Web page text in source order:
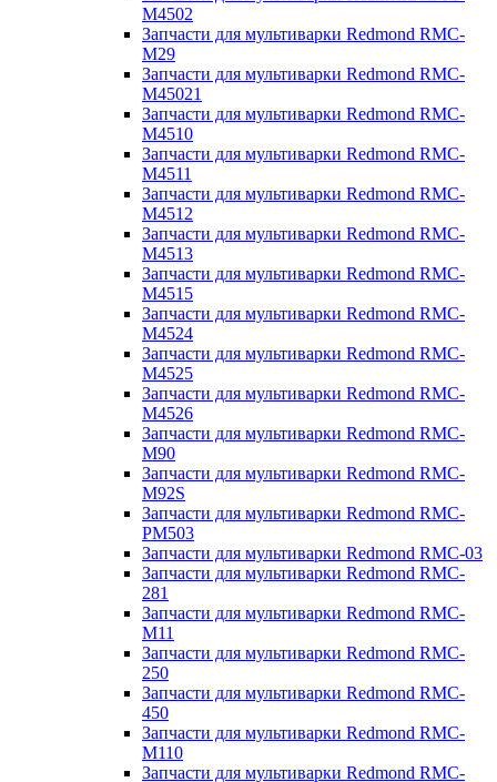
M4502
Запчасти для мультиварки Redmond RMC-
M29
Запчасти для мультиварки Redmond RMC-
M45021
Запчасти для мультиварки Redmond RMC-
M4510
Запчасти для мультиварки Redmond RMC-
M4511
Запчасти для мультиварки Redmond RMC-
M4512
Запчасти для мультиварки Redmond RMC-
M4513
Запчасти для мультиварки Redmond RMC-
M4515
Запчасти для мультиварки Redmond RMC-
M4524
Запчасти для мультиварки Redmond RMC-
M4525
Запчасти для мультиварки Redmond RMC-
M4526
Запчасти для мультиварки Redmond RMC-
M90
Запчасти для мультиварки Redmond RMC-
M92S
Запчасти для мультиварки Redmond RMC-
PM503
Запчасти для мультиварки Redmond RMC-03
Запчасти для мультиварки Redmond RMC-
281
Запчасти для мультиварки Redmond RMC-
M11
Запчасти для мультиварки Redmond RMC-
250
Запчасти для мультиварки Redmond RMC-
450
Запчасти для мультиварки Redmond RMC-
M110
Запчасти для мультиварки Redmond RMC-